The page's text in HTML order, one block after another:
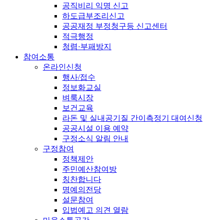
공직비리 익명 신고
하도급부조리신고
공공재정 부정청구등 신고센터
적극행정
청렴·부패방지
참여소통
온라인신청
행사/접수
정보화교실
벼룩시장
보건교육
라돈 및 실내공기질 간이측정기 대여신청
공공시설 이용 예약
구정소식 알림 안내
구정참여
정책제안
주민예산참여방
칭찬합니다
명예의전당
설문참여
입법예고 의견 열람